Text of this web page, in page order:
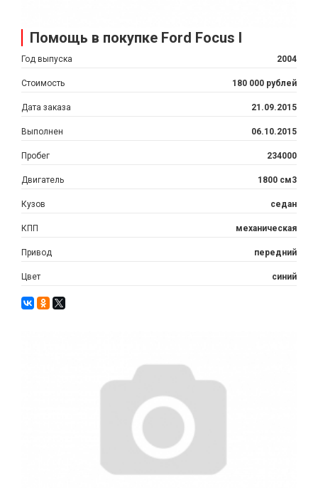
Помощь в покупке Ford Focus I
Год выпуска 2004
Стоимость 180 000 рублей
Дата заказа 21.09.2015
Выполнен 06.10.2015
Пробег 234000
Двигатель 1800 см3
Кузов седан
КПП механическая
Привод передний
Цвет синий